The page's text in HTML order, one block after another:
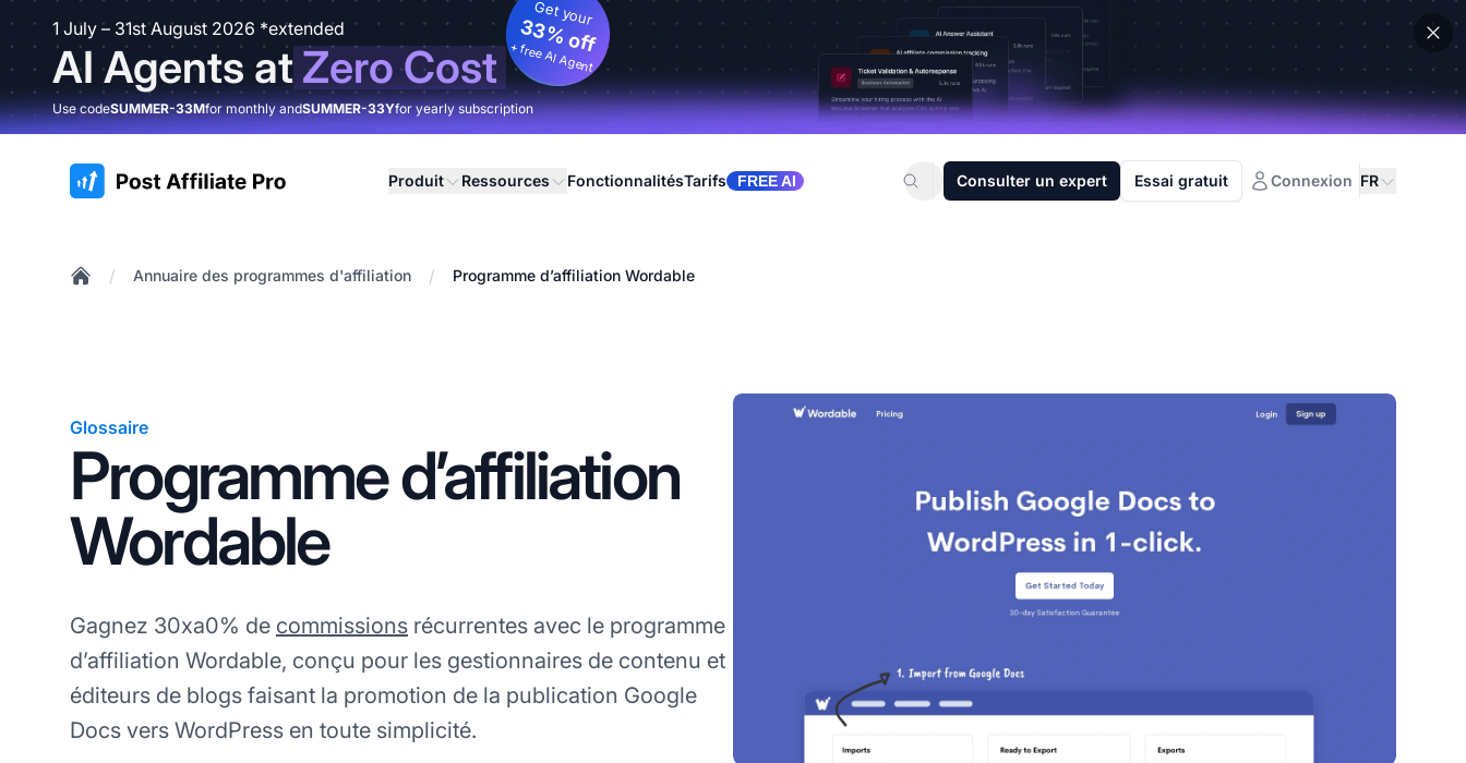
1 July – 31st August 2026 *extended
AI Agents atZero Cost
Get your
33% off
+ free AI Agent
Use codeSUMMER-33Mfor monthly andSUMMER-33Yfor yearly subscription
:site.title Produit Ressources FonctionnalitésTarifs FREE AI Consulter un expert Essai gratuit Connexion FR
/ Annuaire des programmes d'affiliation / Programme d’affiliation Wordable
Glossaire
Programme d’affiliation
Wordable
Gagnez 30xa0% de commissions récurrentes avec le programme
d’affiliation Wordable, conçu pour les gestionnaires de contenu et
éditeurs de blogs faisant la promotion de la publication Google
Docs vers WordPress en toute simplicité.